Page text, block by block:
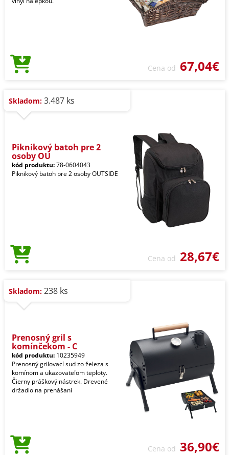
Cena od 67,04€
Skladom: 3.487 ks
Piknikový batoh pre 2
osoby OU
kód produktu:78-0604043
Piknikový batoh pre 2 osoby OUTSIDE
Cena od 28,67€
Skladom: 238 ks
Prenosný gril s
komínčekom - C
kód produktu: 10235949
Prenosný grilovací sud zo železa s
komínom a ukazovateľom teploty.
Čierny práškový nástrek. Drevené
držadlo na prenášani
Cena od 36,90€